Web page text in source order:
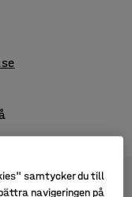
samtycker du till
navigeringen på